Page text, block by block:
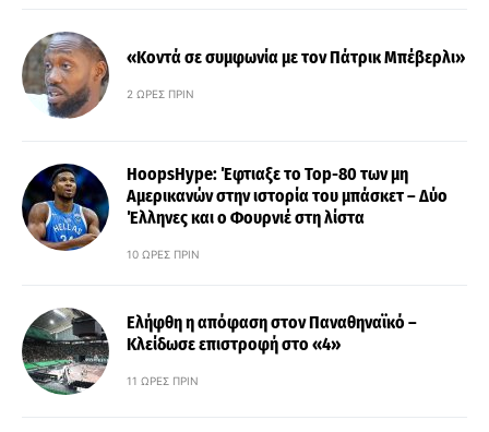
«Κοντά σε συμφωνία με τον Πάτρικ Μπέβερλι»
2 ΏΡΕΣ ΠΡΙΝ
HoopsHype: Έφτιαξε το Top-80 των μη
Αμερικανών στην ιστορία του μπάσκετ – Δύο
Έλληνες και ο Φουρνιέ στη λίστα
10 ΏΡΕΣ ΠΡΙΝ
Ελήφθη η απόφαση στον Παναθηναϊκό –
Κλείδωσε επιστροφή στο «4»
11 ΏΡΕΣ ΠΡΙΝ